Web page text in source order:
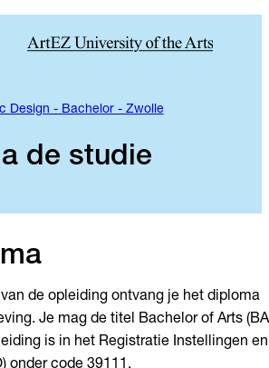
Design - Bachelor - Zwolle
de studie
de opleiding ontvang je het diploma
Je mag de titel Bachelor of Arts
is in het Registratie Instellingen en